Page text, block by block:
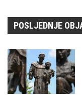
POSLJEDNJE